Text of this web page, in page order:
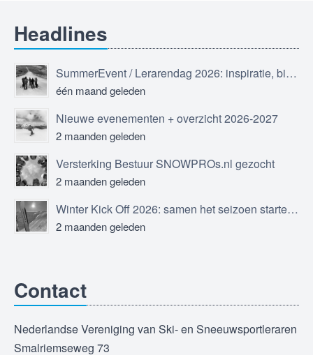
Headlines
SummerEvent / Lerarendag 2026: inspiratie, bijscholing en ontmoeting
één maand geleden
Nieuwe evenementen + overzicht 2026-2027
2 maanden geleden
Versterking Bestuur SNOWPROs.nl gezocht
2 maanden geleden
Winter Kick Off 2026: samen het seizoen starten in Sölden
2 maanden geleden
Contact
Nederlandse Vereniging van Ski- en Sneeuwsportleraren
Smalriemseweg 73